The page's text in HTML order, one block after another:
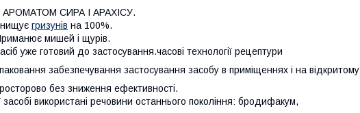
АРОМАТОМ СИРА І АРАХІСУ.
гризунів на 100%.
мишей і щурів.
уже готовий до застосування.часові технології рецептури
паковання забезпечування застосування засобу в приміщеннях і на відкритому
без зниження ефективності.
засобі використані речовини останнього покоління: бродифакум,